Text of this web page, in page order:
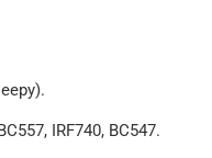
IRF740, ВС547.